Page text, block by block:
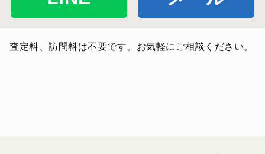
査定料、訪問料は不要です。お気軽にご相談ください。